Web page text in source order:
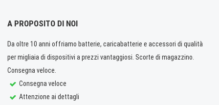
A PROPOSITO DI NOI
Da oltre 10 anni offriamo batterie, caricabatterie e accessori di qualità
per migliaia di dispositivi a prezzi vantaggiosi. Scorte di magazzino.
Consegna veloce.
Consegna veloce
Attenzione ai dettagli